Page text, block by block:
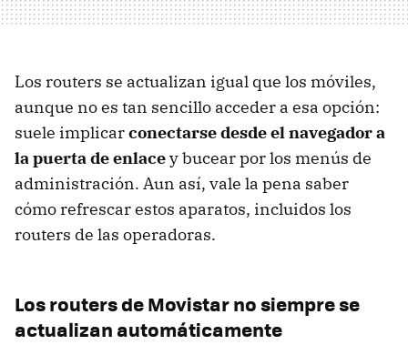
Los routers se actualizan igual que los móviles,
aunque no es tan sencillo acceder a esa opción:
suele implicarconectarse desde el navegador a
la puerta de enlacey bucear por los menús de
administración. Aun así, vale la pena saber
cómo refrescar estos aparatos, incluidos los
routers de las operadoras.
Los routers de Movistar no siempre se
actualizan automáticamente